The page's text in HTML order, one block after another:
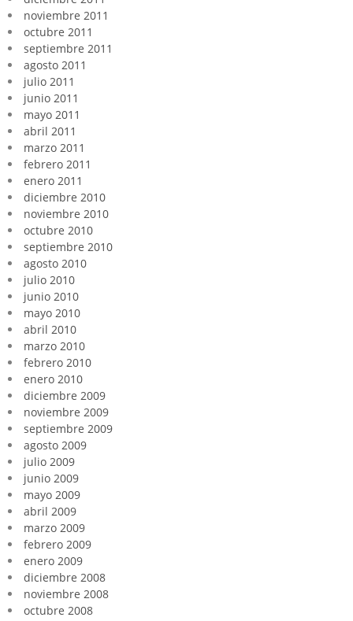
noviembre 2011
octubre 2011
septiembre 2011
agosto 2011
julio 2011
junio 2011
mayo 2011
abril 2011
marzo 2011
febrero 2011
enero 2011
diciembre 2010
noviembre 2010
octubre 2010
septiembre 2010
agosto 2010
julio 2010
junio 2010
mayo 2010
abril 2010
marzo 2010
febrero 2010
enero 2010
diciembre 2009
noviembre 2009
septiembre 2009
agosto 2009
julio 2009
junio 2009
mayo 2009
abril 2009
marzo 2009
febrero 2009
enero 2009
diciembre 2008
noviembre 2008
octubre 2008